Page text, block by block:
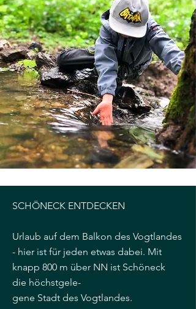
SCHÖNECK ENTDECKEN
Urlaub auf dem Balkon des Vogtlandes
- hier ist für jeden etwas dabei. Mit
knapp 800 m über NN ist Schöneck
die höchstgele-
gene Stadt des Vogtlandes.